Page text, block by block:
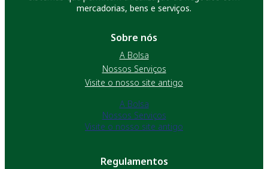
mercadorias, bens e serviços.
Sobre nós
A Bolsa
Nossos Serviços
Visite o nosso site antigo
A Bolsa
Nossos Serviços
Visite o nosso site antigo
Regulamentos